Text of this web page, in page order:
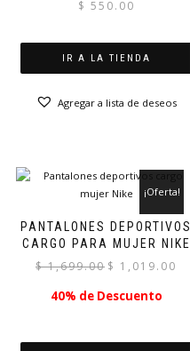
$ 550.00
IR A LA TIENDA
Agregar a lista de deseos
PANTALONES DEPORTIVOS
CARGO PARA MUJER NIKE
¡Oferta!
$1,699.00 El
original
$ 1,019.00
40% de Descuento